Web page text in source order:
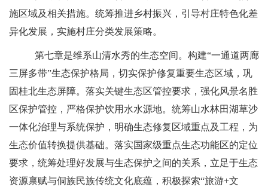
施区域及相关措施。统筹推进乡村振兴，引导村庄特色化差
异化发展，实施村庄分类发展策略。
第七章是维系山清水秀的生态空间。构建“一通道两廊
三屏多带”生态保护格局，切实保护修复重要生态区域，巩
固桂北生态屏障。落实关键生态区管控要求，强化风景名胜
区保护管控，严格保护饮用水水源地。统筹山水林田湖草沙
一体化治理与系统保护，明确生态修复区域重点及工程，为
生态价值转换提供基础。落实国家级重点生态功能区的定位
要求，统筹处理好发展与生态保护之间的关系，立足于生态
资源禀赋与侗族民族传统文化底蕴，积极探索“旅游+文